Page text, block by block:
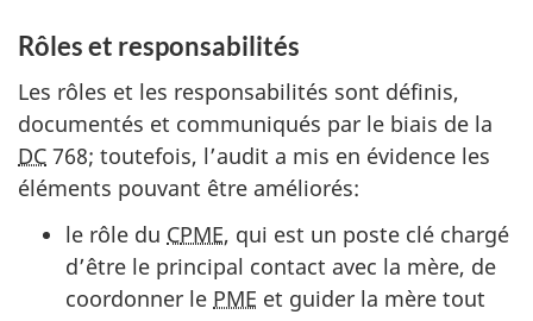
Rôles et responsabilités
Les rôles et les responsabilités sont définis,
documentés et communiqués par le biais de la
DC 768; toutefois, l’audit a mis en évidence les
éléments pouvant être améliorés:
le rôle du CPME, qui est un poste clé chargé
d’être le principal contact avec la mère, de
coordonner le PME et guider la mère tout